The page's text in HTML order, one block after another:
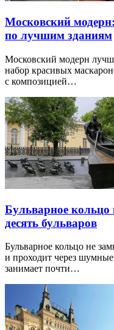
Московский
по лучшим зданиям
Московский модерн
набор красивых
с композицией…
Бульварное
десять бульваров
Бульварное кольцо не
и проходит через
занимает почти…